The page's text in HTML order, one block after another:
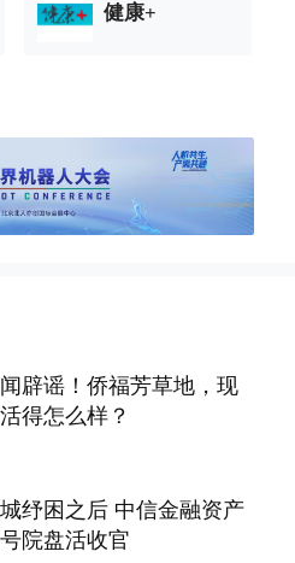
健康+
辟谣！侨福芳草地，现
得怎么样？
纾困之后 中信金融资产
院盘活收官